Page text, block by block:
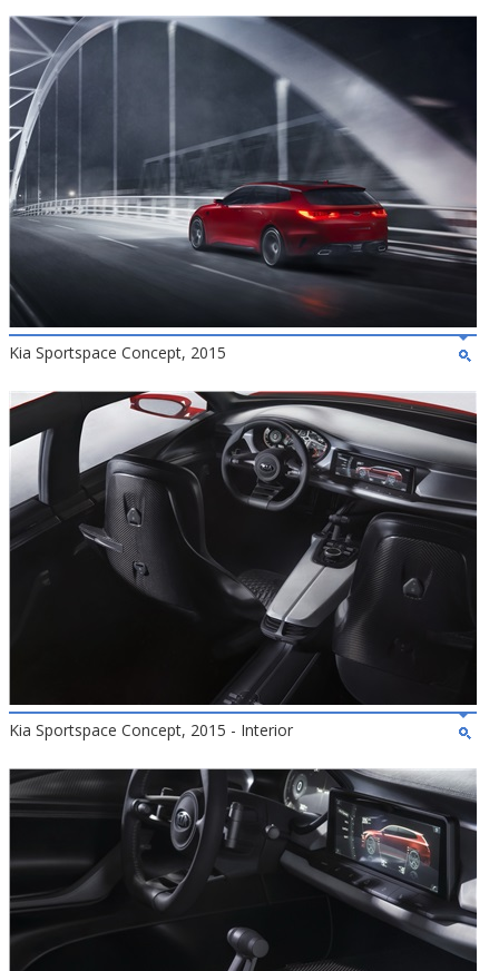
Kia Sportspace Concept, 2015
Kia Sportspace Concept, 2015 - Interior